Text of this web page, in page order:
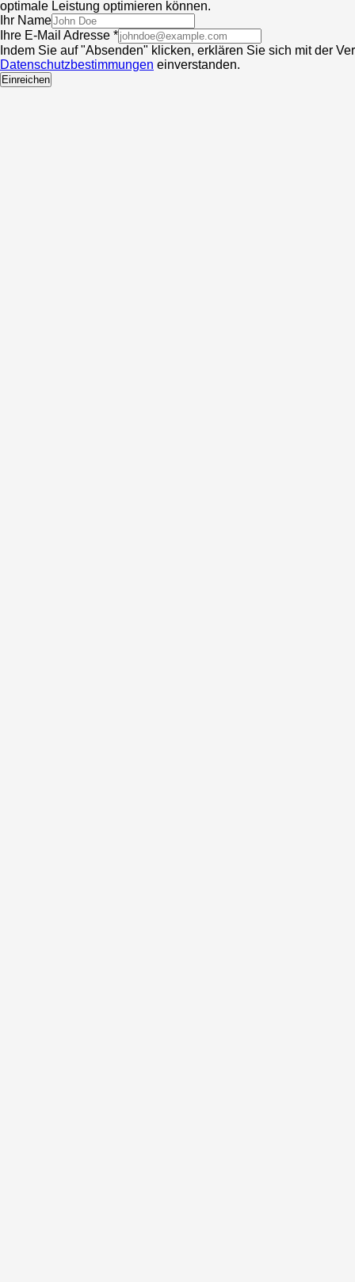
optimale Leistung optimieren können.
Ihr Name
Ihre E-Mail Adresse *
Indem Sie auf "Absenden" klicken, erklären Sie sich mit der
Datenschutzbestimmungen einverstanden.